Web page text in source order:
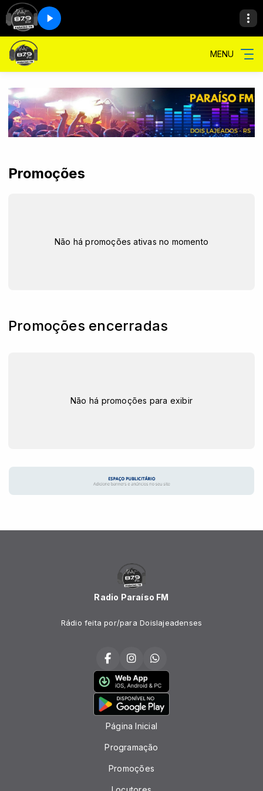
MENU
Promoções
Não há promoções ativas no momento
Promoções encerradas
Não há promoções para exibir
Radio Paraíso FM
Rádio feita por/para Doislajeadenses
Página Inicial
Programação
Promoções